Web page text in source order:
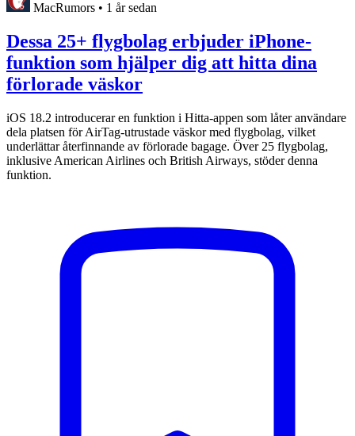
MacRumors • 1 år sedan
Dessa 25+ flygbolag erbjuder iPhone-
funktion som hjälper dig att hitta dina
förlorade väskor
iOS 18.2 introducerar en funktion i Hitta-appen som låter användare
dela platsen för AirTag-utrustade väskor med flygbolag, vilket
underlättar återfinnande av förlorade bagage. Över 25 flygbolag,
inklusive American Airlines och British Airways, stöder denna
funktion.